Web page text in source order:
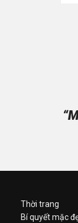
Thời trang
Bí quyết mặc